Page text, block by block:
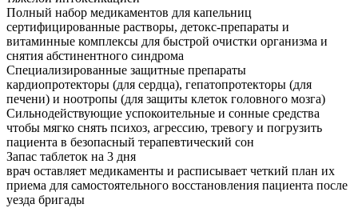
Полный набор медикаментов для капельниц
сертифицированные растворы, детокс-препараты и
витаминные комплексы для быстрой очистки организма и
снятия абстинентного синдрома
Специализированные защитные препараты
кардиопротекторы (для сердца), гепатопротекторы (для
печени) и ноотропы (для защиты клеток головного мозга)
Сильнодействующие успокоительные и сонные средства
чтобы мягко снять психоз, агрессию, тревогу и погрузить
пациента в безопасный терапевтический сон
Запас таблеток на 3 дня
врач оставляет медикаменты и расписывает четкий план их
приема для самостоятельного восстановления пациента после
уезда бригады